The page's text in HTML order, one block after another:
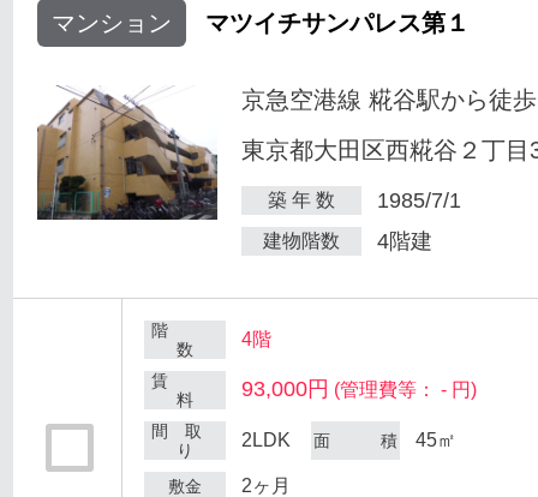
マンション マツイチサンパレス第１
京急空港線 糀谷駅から徒
東京都大田区西糀谷２丁目
築 年 数 1985/7/1
建物階数 4階建
階
数
4階
賃
料
93,000円 (管理費等： - 円)
間 取
り
2LDK 面 積 45㎡
敷金 2ヶ月